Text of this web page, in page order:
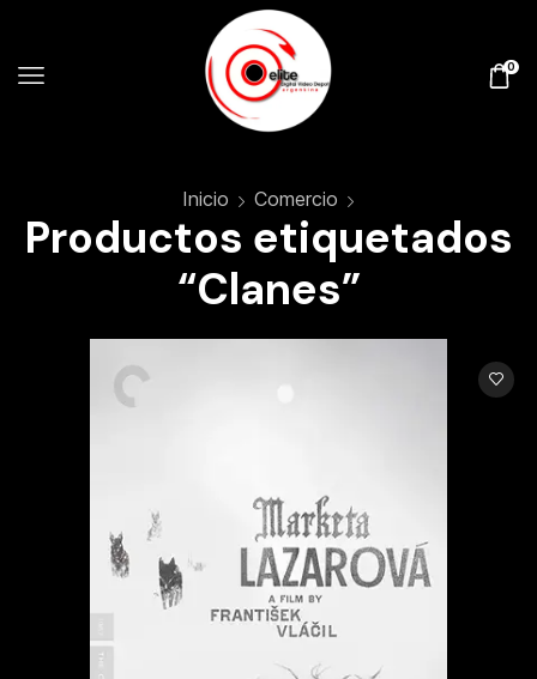
0
Inicio Comercio
Productos etiquetados
“Clanes”